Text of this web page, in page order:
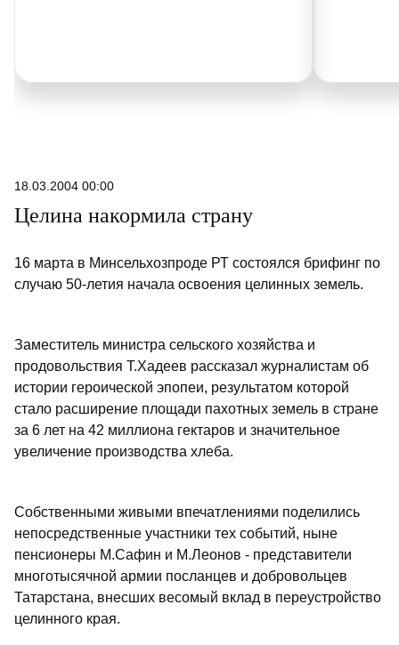
18.03.2004 00:00
Целина накормила страну
16 марта в Минсельхозпроде РТ состоялся брифинг по
случаю 50-летия начала освоения целинных земель.
Заместитель министра сельского хозяйства и
продовольствия Т.Хадеев рассказал журналистам об
истории героической эпопеи, результатом которой
стало расширение площади пахотных земель в стране
за 6 лет на 42 миллиона гектаров и значительное
увеличение производства хлеба.
Собственными живыми впечатлениями поделились
непосредственные участники тех событий, ныне
пенсионеры М.Сафин и М.Леонов - представители
многотысячной армии посланцев и добровольцев
Татарстана, внесших весомый вклад в переустройство
целинного края.